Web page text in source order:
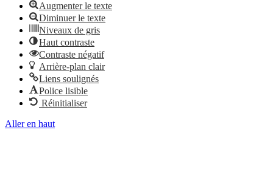
Augmenter le texte
Diminuer le texte
Niveaux de gris
Haut contraste
Contraste négatif
Arrière-plan clair
Liens soulignés
Police lisible
Réinitialiser
Aller en haut